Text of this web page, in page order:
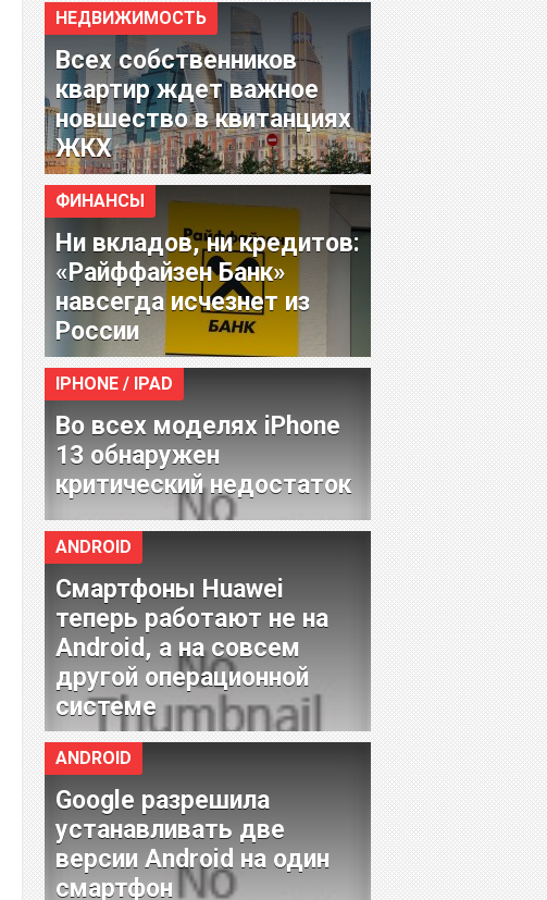
НЕДВИЖИМОСТЬ
Всех собственников
квартир ждет важное
новшество в квитанциях
ЖКХ
ФИНАНСЫ
Ни вкладов, ни кредитов:
«Райффайзен Банк»
навсегда исчезнет из
России
IPHONE / IPAD
Во всех моделях iPhone
13 обнаружен
критический недостаток
ANDROID
Смартфоны Huawei
теперь работают не на
Android, а на совсем
другой операционной
системе
ANDROID
Google разрешила
устанавливать две
версии Android на один
смартфон